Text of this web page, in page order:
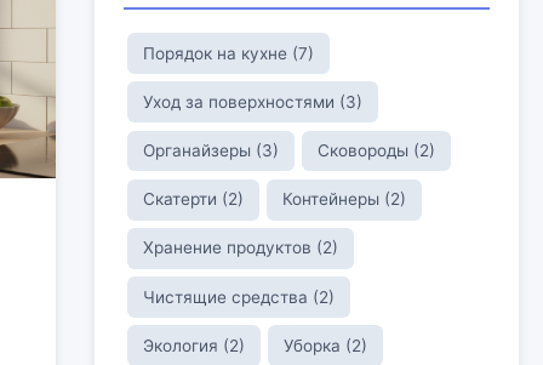
Порядок на кухне (7)
Уход за поверхностями (3)
Органайзеры (3) Сковороды (2)
Скатерти (2) Контейнеры (2)
Хранение продуктов (2)
Чистящие средства (2)
Экология (2) Уборка (2)